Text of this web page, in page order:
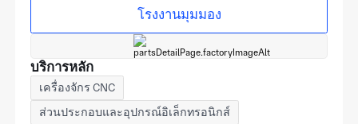
โรงงานมุมมอง
บริการหลัก
เครื่องจักร CNC
ส่วนประกอบและอุปกรณ์อิเล็กทรอนิกส์